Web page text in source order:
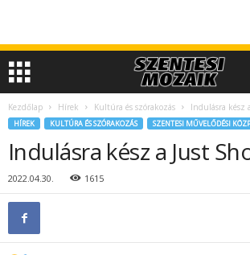
Kezdőlap Hírek Kultúra és szórakozás Indulásra kész
HÍREK KULTÚRA ÉS SZÓRAKOZÁS SZENTESI MŰVELŐDÉSI
Indulásra kész a Just
2022.04.30. 1615